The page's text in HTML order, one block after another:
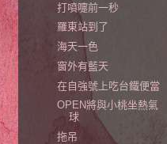
打噴嚏前一秒
羅東站到了
海天一色
窗外有藍天
在自強號上吃台鐵便當
OPEN將與小桃坐熱氣
球
拖吊